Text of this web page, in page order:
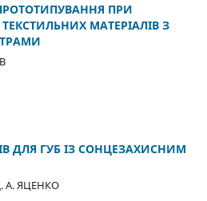
ПРИ
МАТЕРІАЛІВ З
ДЛЯ ГУБ ІЗ СОНЦЕЗАХИСНИМ
А. ЯЦЕНКО